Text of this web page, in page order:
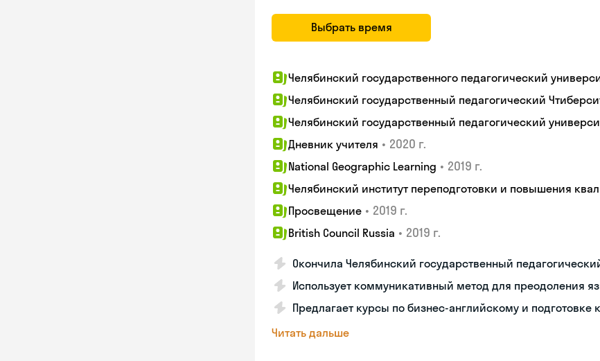
Выбрать время
Челябинский государственного педагогический
Челябинский государственный педагогический
Челябинский государственный педагогический
Дневник учителя • 2020 г.
National Geographic Learning • 2019 г.
Челябинский институт переподготовки и повышения
Просвещение • 2019 г.
British Council Russia • 2019 г.
Окончила Челябинский государственный
Использует коммуникативный метод для преодоления
Предлагает курсы по бизнес-английскому и подготовке
Читать дальше